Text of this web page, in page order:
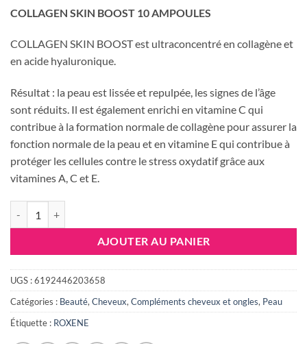
COLLAGEN SKIN BOOST 10 AMPOULES
COLLAGEN SKIN BOOST est ultraconcentré en collagène et
en acide hyaluronique.
Résultat : la peau est lissée et repulpée, les signes de l’âge
sont réduits. Il est également enrichi en vitamine C qui
contribue à la formation normale de collagène pour assurer la
fonction normale de la peau et en vitamine E qui contribue à
protéger les cellules contre le stress oxydatif grâce aux
vitamines A, C et E.
AJOUTER AU PANIER
UGS :6192446203658
Catégories : Beauté, Cheveux, Compléments cheveux et ongles, Peau
Étiquette : ROXENE